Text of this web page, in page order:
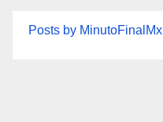
Posts by MinutoFinalMx